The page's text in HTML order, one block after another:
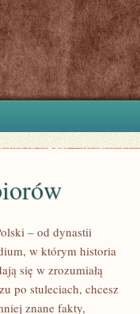
– od dynastii
w którym historia
się w zrozumiałą
po stuleciach, chcesz
znane fakty,